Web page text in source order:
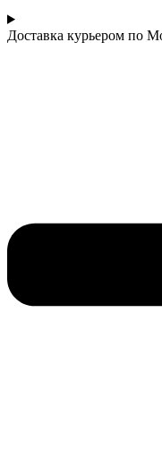
Доставка курьером по